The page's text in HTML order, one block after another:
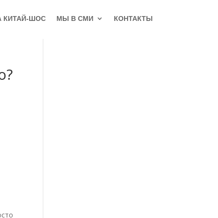
КИТАЙ-ШОС МЫ В СМИ КОНТАКТЫ